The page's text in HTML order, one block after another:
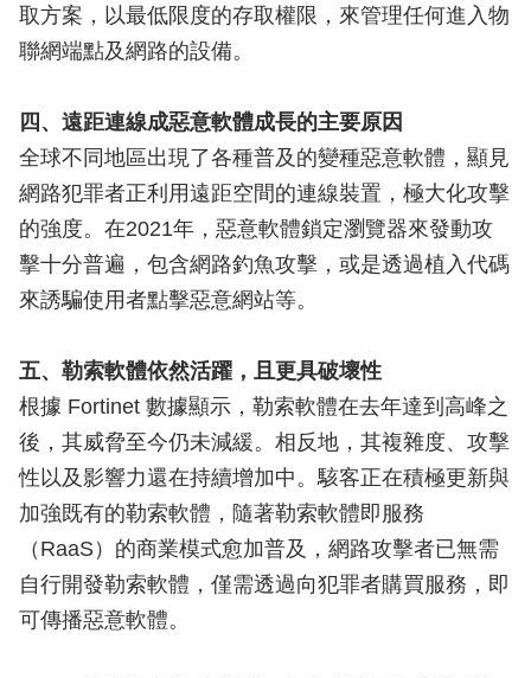
取方案，以最低限度的存取權限，來管理任何進入物
聯網端點及網路的設備。
四、遠距連線成惡意軟體成長的主要原因
全球不同地區出現了各種普及的變種惡意軟體，顯見
網路犯罪者正利用遠距空間的連線裝置，極大化攻擊
的強度。在2021年，惡意軟體鎖定瀏覽器來發動攻
擊十分普遍，包含網路釣魚攻擊，或是透過植入代碼
來誘騙使用者點擊惡意網站等。
五、勒索軟體依然活躍，且更具破壞性
根據 Fortinet 數據顯示，勒索軟體在去年達到高峰之
後，其威脅至今仍未減緩。相反地，其複雜度、攻擊
性以及影響力還在持續增加中。駭客正在積極更新與
加強既有的勒索軟體，隨著勒索軟體即服務
（RaaS）的商業模式愈加普及，網路攻擊者已無需
自行開發勒索軟體，僅需透過向犯罪者購買服務，即
可傳播惡意軟體。